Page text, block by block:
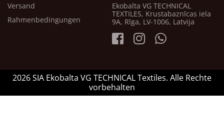
Versand
Rahmenbedingungen
Ekobalta VG TECHNICAL
TEXTILES, Krustabaznīcas iela
9A, Rīga, LV-1006, Latvija
2026 SIA Ekobalta VG TECHNICAL Textiles. Alle Rechte
vorbehalten